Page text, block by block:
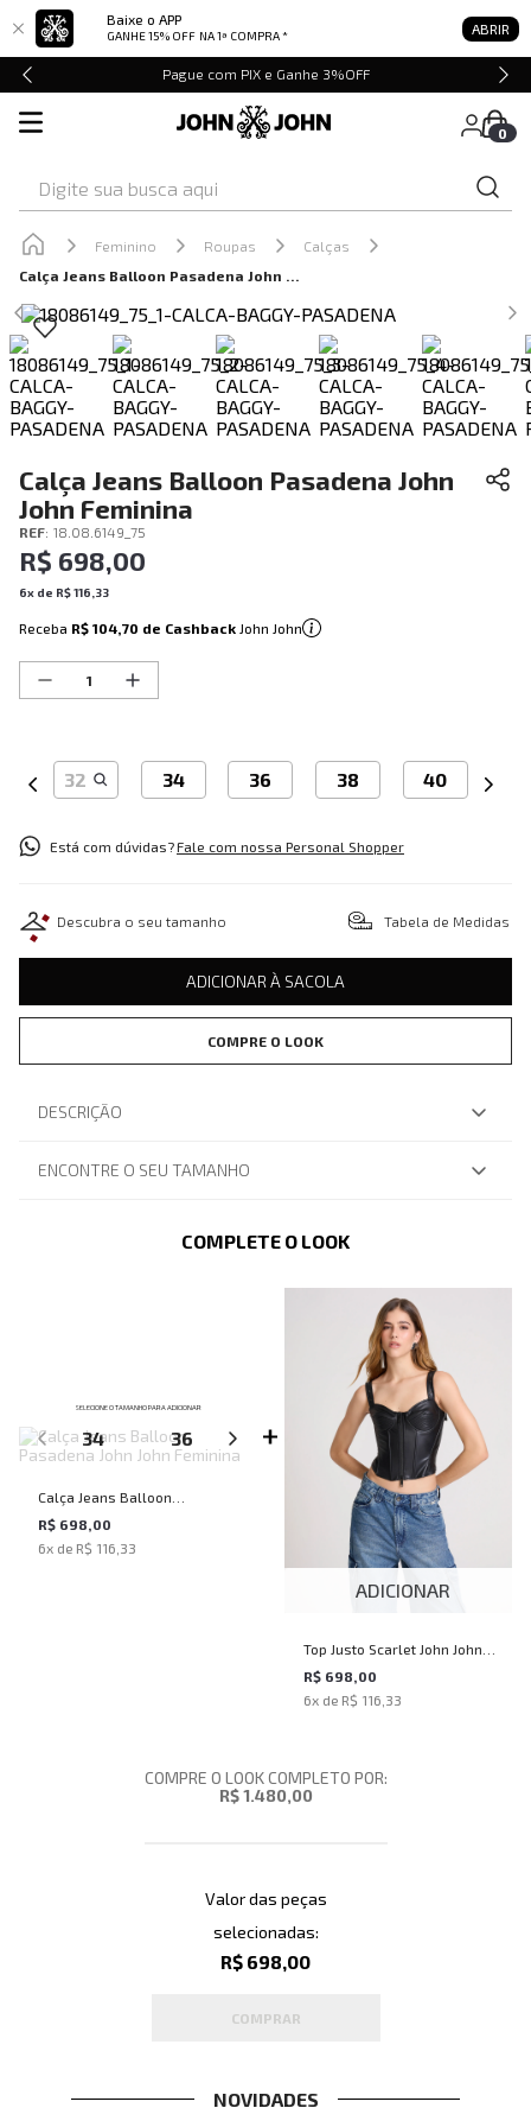
Baixe o APP
GANHE 15% OFF NA 1ª COMPRA * ABRIR
Pague com PIX e Ganhe 3%OFF
0
Feminino Roupas
Calças
Calça Jeans Balloon Pasadena John John Feminina
Calça Jeans Balloon Pasadena John
John Feminina
REF: 18.08.6149_75
R$ 698,00
6x de R$116 33
Receba R$ 104,70 de Cashback John John
32 34 36 38 40
Está com dúvidas?Fale com nossa Personal Shopper
Descubra o seu tamanho Tabela de Medidas
ADICIONAR À SACOLA
COMPRE O LOOK
DESCRIÇÃO
ENCONTRE O SEU TAMANHO
COMPLETE O LOOK
SELECIONE O TAMANHO PARA ADICIONAR
34 36 38 40 42
Calça Jeans Balloon
Pasadena John John Feminina
R$ 698,00
6x de R$ 116,33
ADICIONAR
Top Justo Scarlet John John
Feminino
R$ 698,00
6x de R$ 116,33
COMPRE O LOOK COMPLETO POR:
R$ 1.480,00
Valor das peças
selecionadas:
R$ 698,00
COMPRAR
NOVIDADES